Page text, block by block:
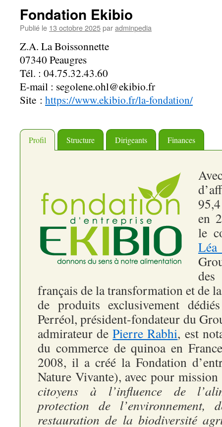
Fondation Ekibio
Publié le 13 octobre 2025paradminpedia
Z.A. La Boissonnette
07340 Peaugres
Tél. : 04.75.32.43.60
E-mail : segolene.ohl@ekibio.fr
Site : https://www.ekibio.fr/la-fondation/
Profil Structure Dirigeants Finances
en
le
Léa
français de la transformation et de
de produits exclusivement
Perréol, président-fondateur du
admirateur dePierre Rabhi, est
du commerce de quinoa en
2008, il a créé la Fondation
Nature Vivante), avec pour mission
citoyens à l’influence de
protection de
restauration de la biodiversité